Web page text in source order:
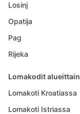
Losinj
Opatija
Pag
Rijeka
Lomakodit alueittain
Lomakoti Kroatiassa
Lomakoti Istriassa